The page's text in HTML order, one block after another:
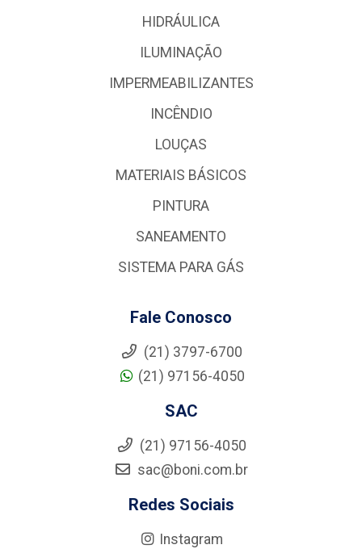
HIDRÁULICA
ILUMINAÇÃO
IMPERMEABILIZANTES
INCÊNDIO
LOUÇAS
MATERIAIS BÁSICOS
PINTURA
SANEAMENTO
SISTEMA PARA GÁS
Fale Conosco
(21) 3797-6700
(21) 97156-4050
SAC
(21) 97156-4050
sac@boni.com.br
Redes Sociais
Instagram